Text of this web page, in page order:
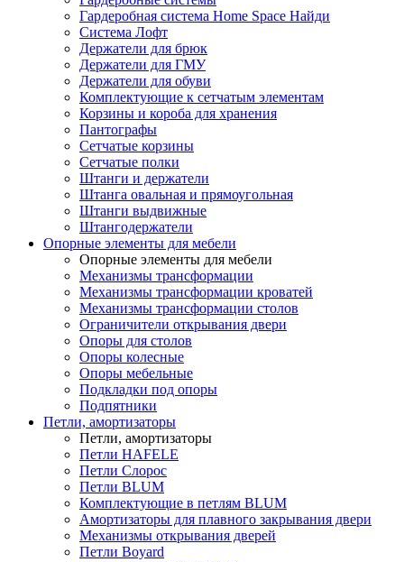
Гардеробная система Home Space Найди
Система Лофт
Держатели для брюк
Держатели для ГМУ
Держатели для обуви
Комплектующие к сетчатым элементам
Корзины и короба для хранения
Пантографы
Сетчатые корзины
Сетчатые полки
Штанги и держатели
Штанга овальная и прямоугольная
Штанги выдвижные
Штангодержатели
Опорные элементы для мебели
Опорные элементы для мебели
Механизмы трансформации
Механизмы трансформации кроватей
Механизмы трансформации столов
Ограничители открывания двери
Опоры для столов
Опоры колесные
Опоры мебельные
Подкладки под опоры
Подпятники
Петли, амортизаторы
Петли, амортизаторы
Петли HAFELE
Петли Слорос
Петли BLUM
Комплектующие в петлям BLUM
Амортизаторы для плавного закрывания двери
Механизмы открывания дверей
Петли Boyard